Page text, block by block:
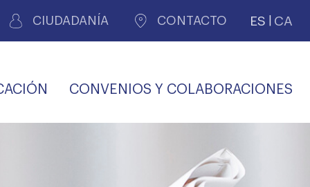
CIUDADANÍA CONTACTO ES CA
CONVENIOS Y COLABORACIONES